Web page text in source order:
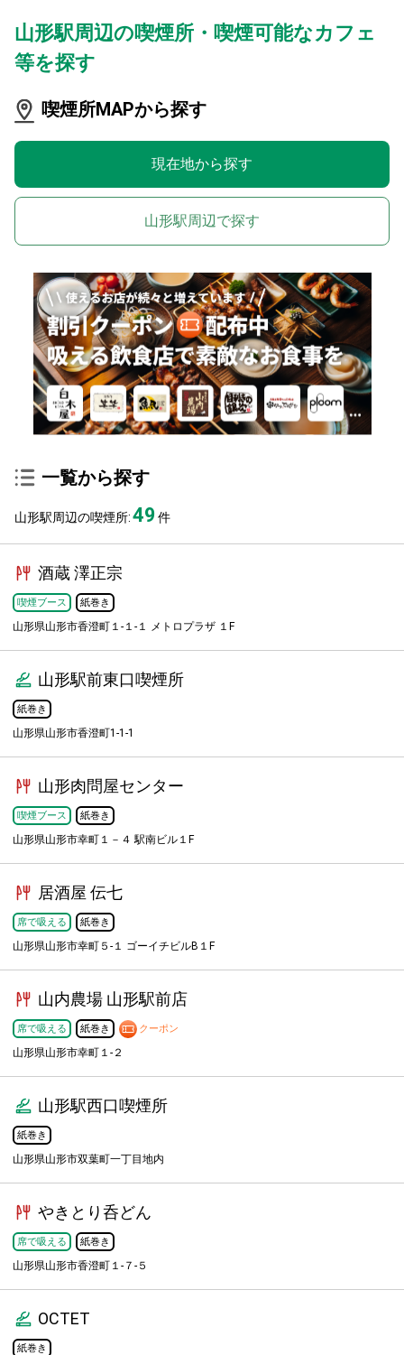
山形駅周辺の喫煙所・喫煙可能なカフェ
等を探す
喫煙所MAPから探す
現在地から探す
山形駅周辺で探す
一覧から探す
山形駅周辺の喫煙所:49 件
酒蔵 澤正宗
喫煙ブース 紙巻き
山形県山形市香澄町１-１-１ メトロプラザ １F
山形駅前東口喫煙所
紙巻き
山形県山形市香澄町1-1-1
山形肉問屋センター
喫煙ブース 紙巻き
山形県山形市幸町１－４ 駅南ビル１F
居酒屋 伝七
席で吸える 紙巻き
山形県山形市幸町５-１ ゴーイチビルB１F
山内農場 山形駅前店
席で吸える 紙巻き クーポン
山形県山形市幸町１-２
山形駅西口喫煙所
紙巻き
山形県山形市双葉町一丁目地内
やきとり呑どん
席で吸える 紙巻き
山形県山形市香澄町１-７-５
OCTET
紙巻き